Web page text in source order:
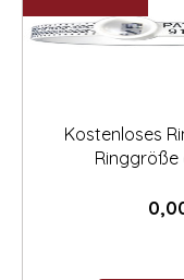
Kostenloses
Ringgröße